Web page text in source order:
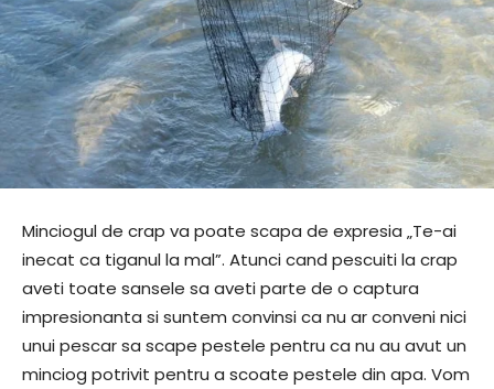
Minciogul de crap va poate scapa de expresia „Te-ai
inecat ca tiganul la mal”. Atunci cand pescuiti la crap
aveti toate sansele sa aveti parte de o captura
impresionanta si suntem convinsi ca nu ar conveni nici
unui pescar sa scape pestele pentru ca nu au avut un
minciog potrivit pentru a scoate pestele din apa. Vom